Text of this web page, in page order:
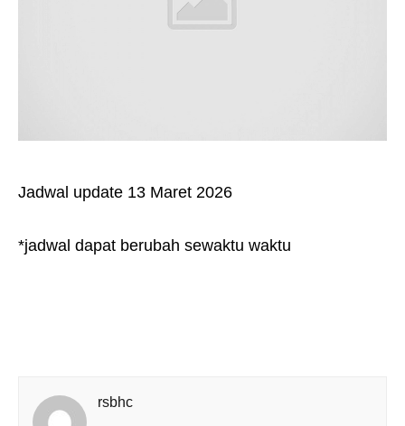
Jadwal update 13 Maret 2026
*jadwal dapat berubah sewaktu waktu
rsbhc